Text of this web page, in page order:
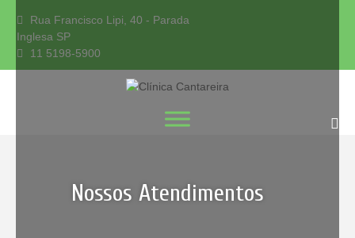
Rua Francisco Lipi, 40 - Parada
Inglesa SP
11 5198-5900
Clínica
SP, ortopedista, Dr.
Nossos Atendimentos